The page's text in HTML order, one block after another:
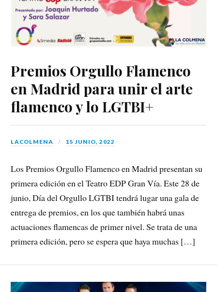
Premios Orgullo Flamenco
en Madrid para unir el arte
flamenco y lo LGTBI+
LACOLMENA 15 JUNIO, 2022
Los Premios Orgullo Flamenco en Madrid presentan su
primera edición en el Teatro EDP Gran Vía. Este 28 de
junio, Día del Orgullo LGTBI tendrá lugar una gala de
entrega de premios, en los que también habrá unas
actuaciones flamencas de primer nivel. Se trata de una
primera edición, pero se espera que haya muchas […]